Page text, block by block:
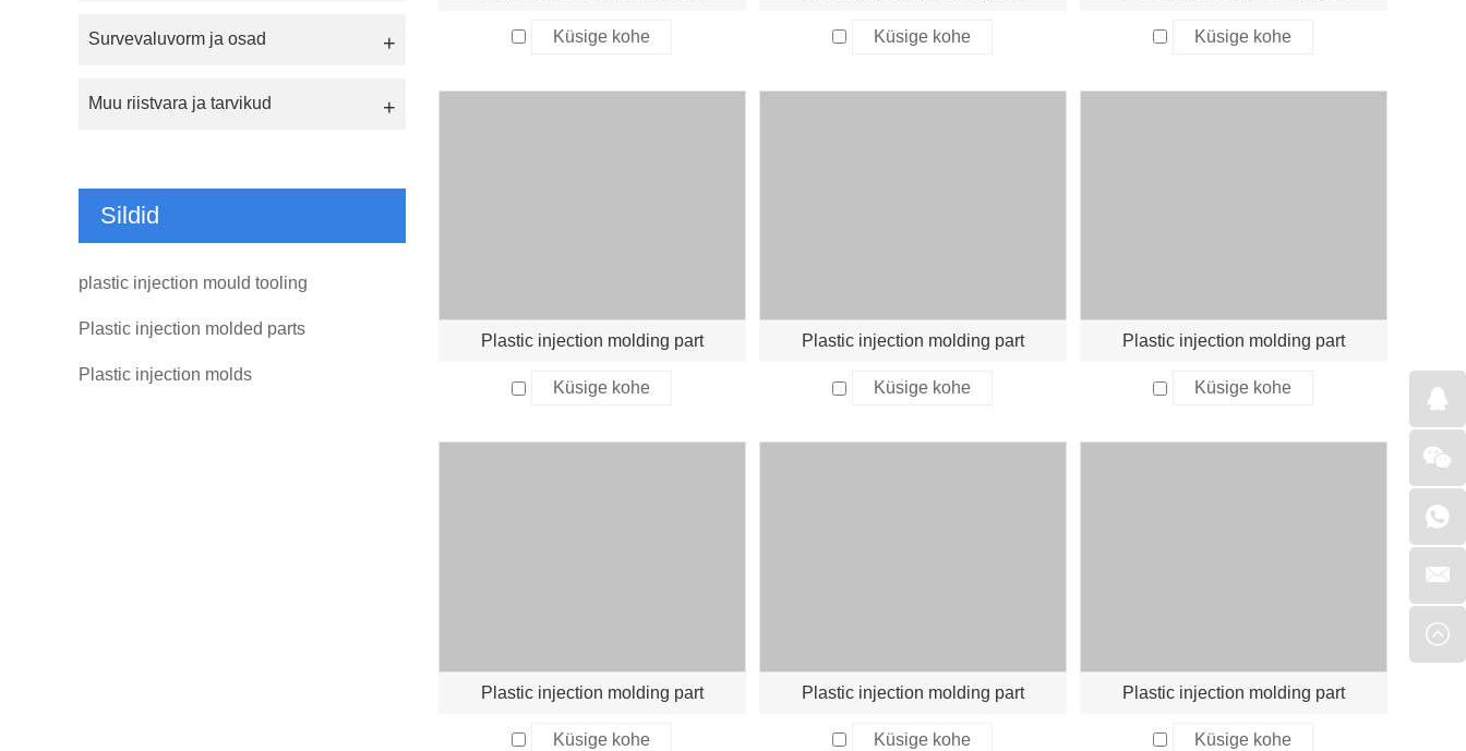
Küsige kohe Küsige kohe Küsige kohe
Plastic injection molding part
Küsige kohe
Plastic injection molding part
Küsige kohe
Plastic injection molding part
Küsige kohe
Plastic injection molding part
Küsige kohe
Plastic injection molding part
Küsige kohe
Plastic injection molding part
Küsige kohe
Survevaluvorm ja osad
Muu riistvara ja tarvikud
Sildid
plastic injection mould tooling
Plastic injection molded parts
Plastic injection molds